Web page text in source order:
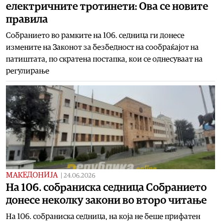
електричните тротинети: Ова се новите
правила
Собранието во рамките на 106. седница ги донесе
измените на Законот за безбедност на сообраќајот на
патиштата, по скратена постапка, кои се однесуваат на
регулирање
МАКЕДОНИЈА 24.06.2026
На 106. собраниска седница Собранието
донесе неколку закони во второ читање
На 106. собраниска седница, на која не беше прифатен